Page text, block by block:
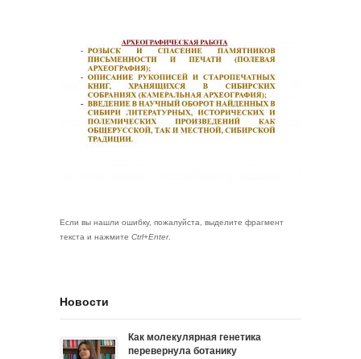
Если вы нашли ошибку, пожалуйста, выделите фрагмент
текста и нажмите Ctrl+Enter.
Новости
Как молекулярная генетика
перевернула ботанику